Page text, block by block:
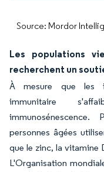
Source: Mordor
Les populations
recherchent un
À mesure que les
immunitaire
personnes âgées
que le zinc, la vitamine
L'Organisation